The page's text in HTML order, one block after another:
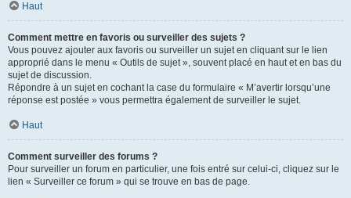
Haut
Comment mettre en favoris ou surveiller des sujets ?
Vous pouvez ajouter aux favoris ou surveiller un sujet en cliquant sur le lien
approprié dans le menu « Outils de sujet », souvent placé en haut et en bas du
sujet de discussion.
Répondre à un sujet en cochant la case du formulaire « M’avertir lorsqu’une
réponse est postée » vous permettra également de surveiller le sujet.
Haut
Comment surveiller des forums ?
Pour surveiller un forum en particulier, une fois entré sur celui-ci, cliquez sur le
lien « Surveiller ce forum » qui se trouve en bas de page.